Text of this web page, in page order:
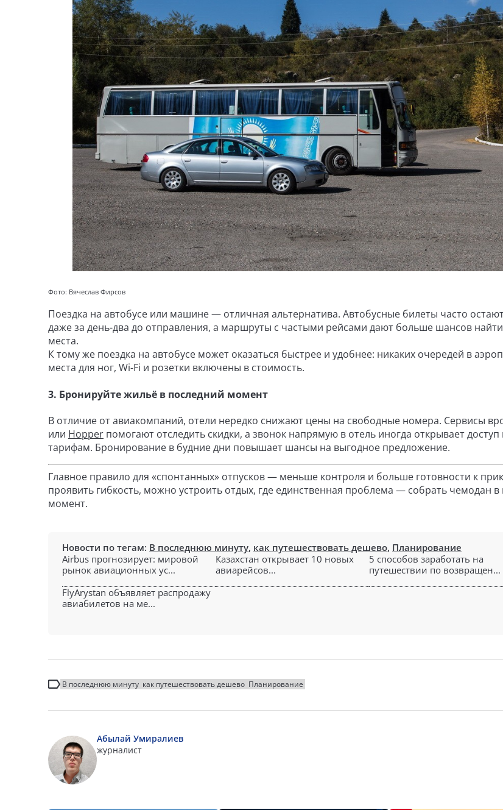
Фото: Вячеслав Фирсов
Поездка на автобусе или машине — отличная альтернатива. Автобусные билеты часто
даже за день-два до отправления, а маршруты с частыми рейсами дают больше шансов
места.
К тому же поездка на автобусе может оказаться быстрее и удобнее: никаких очередей в
места для ног, Wi-Fi и розетки включены в стоимость.
3. Бронируйте жильё в последний момент
В отличие от авиакомпаний, отели нередко снижают цены на свободные номера. Сервисы
или Hopper помогают отследить скидки, а звонок напрямую в отель иногда открывает
тарифам. Бронирование в будние дни повышает шансы на выгодное предложение.
Главное правило для «спонтанных» отпусков — меньше контроля и больше готовности к
проявить гибкость, можно устроить отдых, где единственная проблема — собрать чемодан в
момент.
Новости по тегам: В последнюю минуту, как путешествовать дешево, Планирование
Airbus прогнозирует: мировой
рынок авиационных ус...
Казахстан открывает 10 новых
авиарейсов...
5 способов заработать на
путешествии по возвращен...
FlyArystan объявляет распродажу
авиабилетов на ме...
В последнюю минуту как путешествовать дешево Планирование
Абылай Умиралиев
журналист